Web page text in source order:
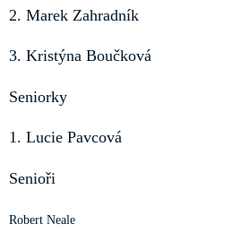
2. Marek Zahradník
3. Kristýna Boučková
Seniorky
1. Lucie Pavcová
Senioři
Robert Neale